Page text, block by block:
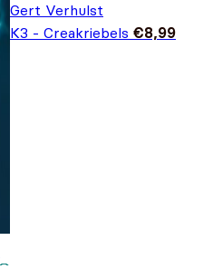
Gert Verhulst
K3 - Creakriebels €8,99